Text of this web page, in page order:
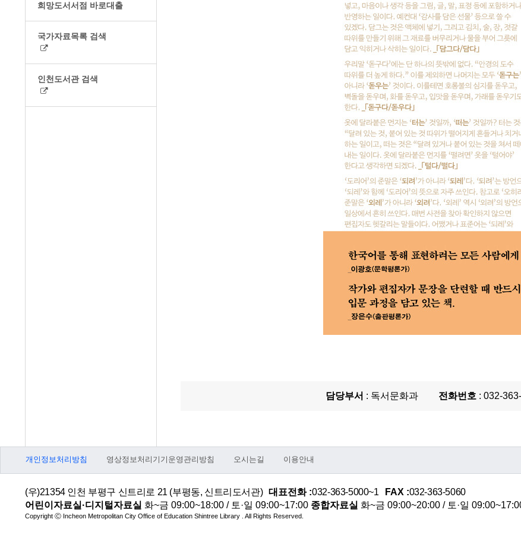
희망도서서점 바로대출
국가자료목록 검색
인천도서관 검색
담당부서 : 독서문화과 전화번호 : 032-
개인정보처리방침 영상정보처리기기운영관리방침 오시는길 이용안내
(우)21354 인천 부평구 신트리로 21 (부평동, 신트리도서관) 대표전화 :032-363-5000~1 FAX :032-363-5060
어린이자료실·디지털자료실 화~금 09:00~18:00 / 토·일 09:00~17:00 종합자료실 화~금 09:00~20:00 / 토·일
Copyright Ⓒ Incheon Metropolitan City Office of Education Shintree Library . All Rights Reserved.